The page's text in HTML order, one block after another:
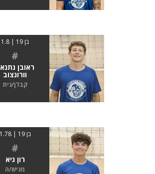
בן 19 | 1.8
#
ראובן
וורונצוב
קבלן/נית
בן 19 | 1.78
#
רון גיא
מגיש/ה